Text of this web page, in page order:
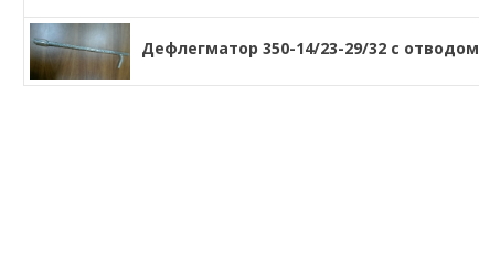
Дефлегматор 350-14/23-29/32 с отводом